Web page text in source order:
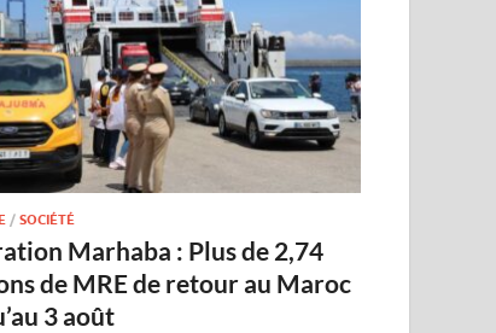
/SOCIÉTÉ
Marhaba : Plus de 2,74
de MRE de retour au Maroc
3 août